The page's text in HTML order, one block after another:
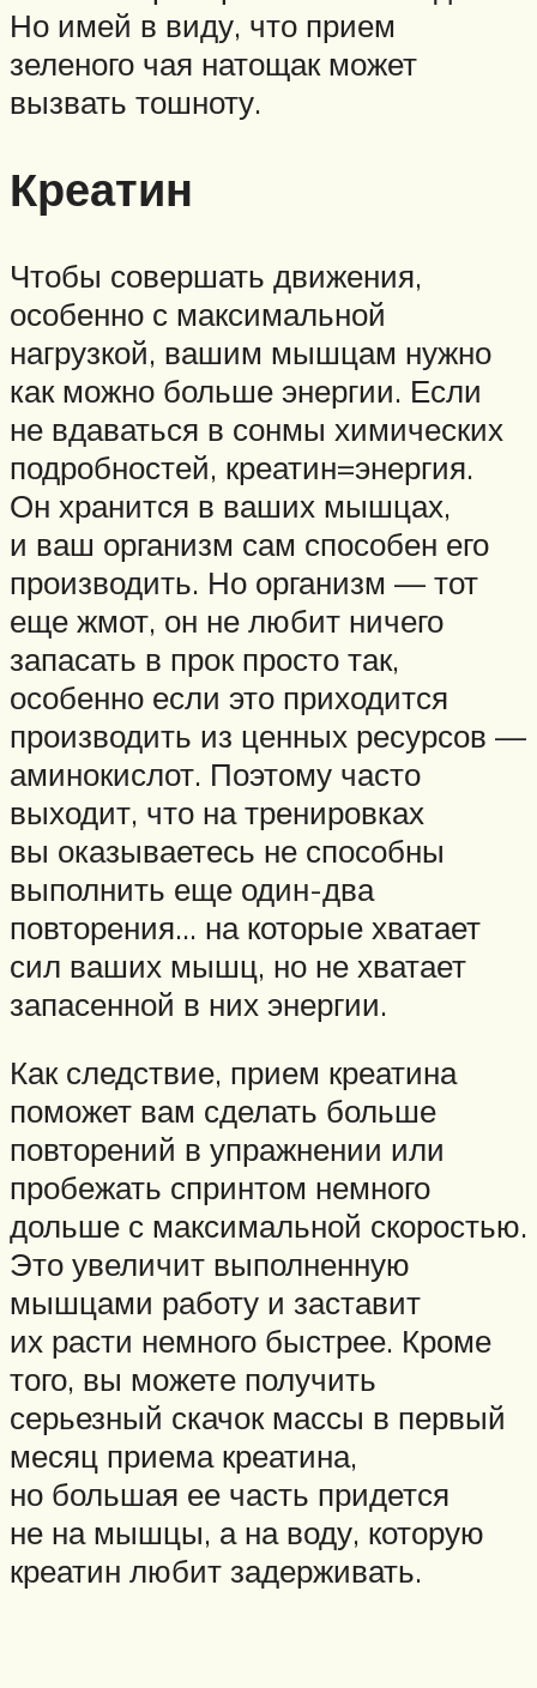
Но имей в виду, что прием
зеленого чая натощак может
вызвать тошноту.
Креатин
Чтобы совершать движения,
особенно с максимальной
нагрузкой, вашим мышцам нужно
как можно больше энергии. Если
не вдаваться в сонмы химических
подробностей, креатин=энергия.
Он хранится в ваших мышцах,
и ваш организм сам способен его
производить. Но организм — тот
еще жмот, он не любит ничего
запасать в прок просто так,
особенно если это приходится
производить из ценных ресурсов —
аминокислот. Поэтому часто
выходит, что на тренировках
вы оказываетесь не способны
выполнить еще один-два
повторения… на которые хватает
сил ваших мышц, но не хватает
запасенной в них энергии.
Как следствие, прием креатина
поможет вам сделать больше
повторений в упражнении или
пробежать спринтом немного
дольше с максимальной скоростью.
Это увеличит выполненную
мышцами работу и заставит
их расти немного быстрее. Кроме
того, вы можете получить
серьезный скачок массы в первый
месяц приема креатина,
но большая ее часть придется
не на мышцы, а на воду, которую
креатин любит задерживать.